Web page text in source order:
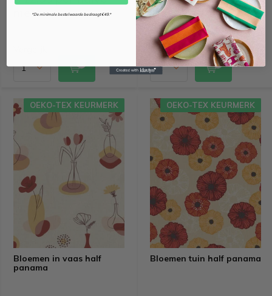
meter
meter
Vergelijk
Bloemen in vaas half
panama
OEKO-TEX KEURMERK
Bloemen tuin half panama
OEKO-TEX KEURMERK
*De minimale bestelwaarde bedraagt €49.*